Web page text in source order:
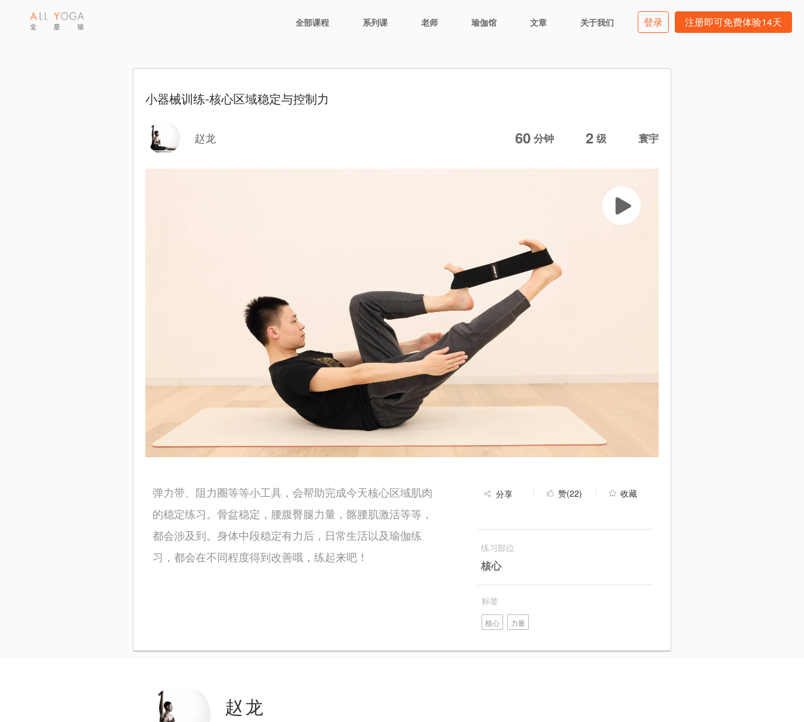
全部课程 系列课 老师 瑜伽馆 文章 关于我们 登录 注册即可免费体验14天
小器械训练-核心区域稳定与控制力
赵龙 60 分钟 2 级 寰宇
弹力带、阻力圈等等小工具，会帮助完成今天核心区域肌肉
的稳定练习。骨盆稳定，腰腹臀腿力量，髂腰肌激活等等，
都会涉及到。身体中段稳定有力后，日常生活以及瑜伽练
习，都会在不同程度得到改善哦，练起来吧！
分享 赞(22) 收藏
练习部位
核心
标签
核心 力量
赵龙